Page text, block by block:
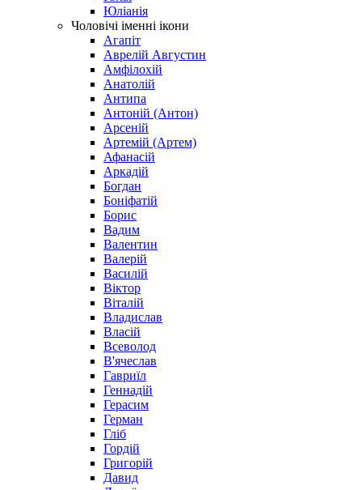
Юліанія
Чоловічі іменні ікони
Агапіт
Аврелій Августин
Амфілохій
Анатолій
Антипа
Антоній (Антон)
Арсеній
Артемій (Артем)
Афанасій
Аркадій
Богдан
Боніфатій
Борис
Вадим
Валентин
Валерій
Василій
Віктор
Віталій
Владислав
Власій
Всеволод
В'ячеслав
Гавриїл
Геннадій
Герасим
Герман
Гліб
Гордій
Григорій
Давид